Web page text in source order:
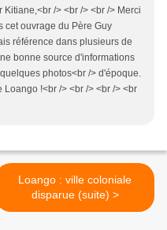
Kitiane,<br /> <br /> <br /> Merci
cet ouvrage du Père Guy
référence dans plusieurs de
bonne source d'informations
photos<br /> d'époque.
Loango !<br /> <br /> <br /> <br
Loango : ville coloniale
disparue (suite) >